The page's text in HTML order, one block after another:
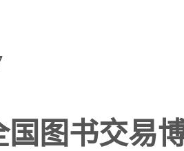
国图书交易